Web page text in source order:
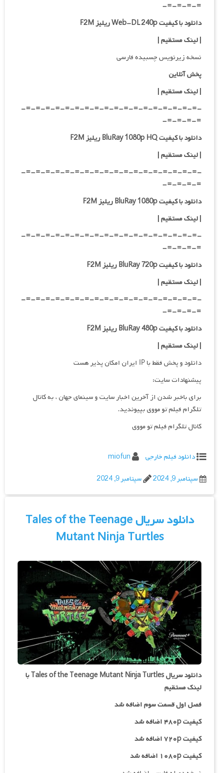
=-=-=-=-
دانلود با کیفیت Web-DL 240p ریلیز F2M
| لینک مستقیم|
نسخه زیرنویس چسبیده فارسی
پخش آنلاین
| لینک مستقیم|
-=-=-=-=-=-=-=-=-=-=-=-=-=-=-=-=-=-=-
=-=-=-=-
دانلود با کیفیت BluRay 1080p HQ ریلیز F2M
|لینک مستقیم|
-=-=-=-=-=-=-=-=-=-=-=-=-=-=-=-=-=-=-
=-=-=-=-
دانلود با کیفیت BluRay 1080p ریلیز F2M
|لینک مستقیم|
-=-=-=-=-=-=-=-=-=-=-=-=-=-=-=-=-=-=-
=-=-=-=-
دانلود با کیفیت BluRay 720p ریلیز F2M
| لینک مستقیم|
-=-=-=-=-=-=-=-=-=-=-=-=-=-=-=-=-=-=-
=-=-=-=-
دانلود با کیفیت BluRay 480p ریلیز F2M
| لینک مستقیم|
دانلود و پخش فقط با IP ایران امکان پذیر هست
پیشنهادات سایت:
برای باخبر شدن از آخرین اخبار سایت و سینمای جهان ، به کانال
تلگرام فیلم تو مووی بپیوندید.
کانال تلگرام فیلم تو مووی
دانلود فیلم خارجی
miofun
سپتامبر 9, 2024
سپتامبر 9, 2024
دانلود سریال Tales of the Teenage
Mutant Ninja Turtles
دانلود سریال Tales of the Teenage Mutant Ninja Turtles با
لینک مستقیم
فصل اول قسمت سوم اضافه شد
کیفیت ۴۸۰p اضافه شد
کیفیت ۷۲۰p
اضافه شد
کیفیت ۱۰۸۰p اضافه شد